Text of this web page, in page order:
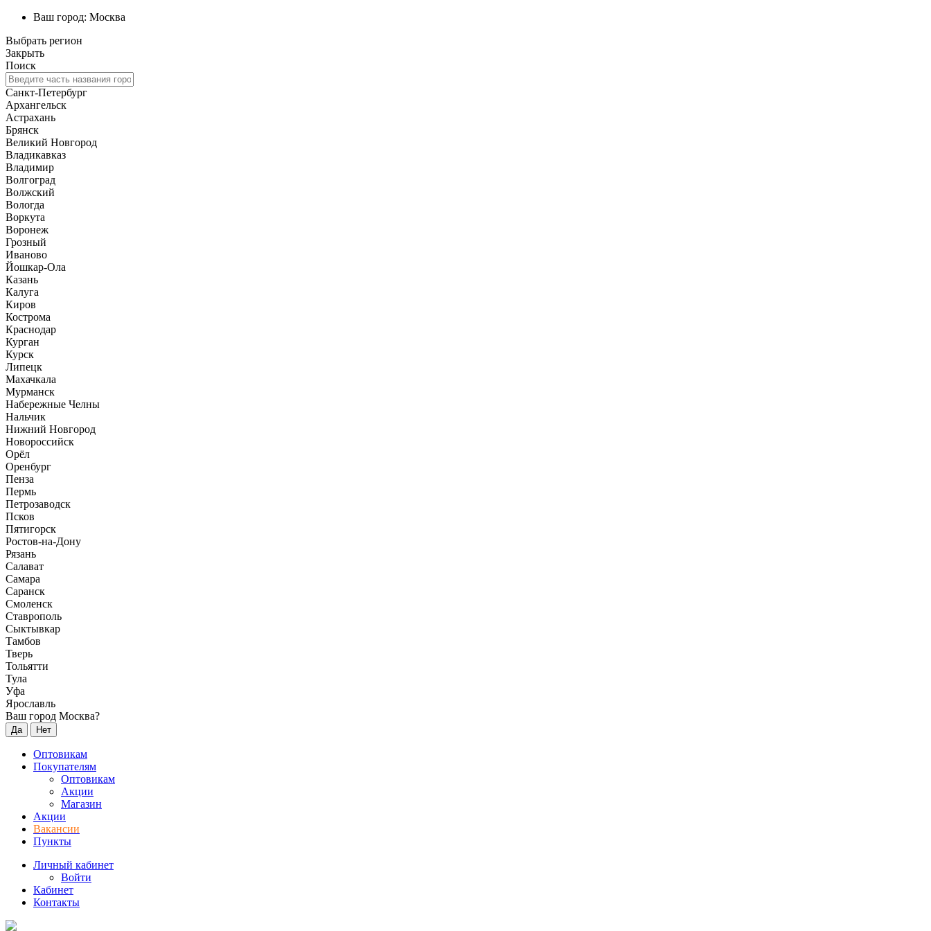
Ваш город: Москва
Выбрать регион
Закрыть
Поиск
Санкт-Петербург
Архангельск
Астрахань
Брянск
Великий Новгород
Владикавказ
Владимир
Волгоград
Волжский
Вологда
Воркута
Воронеж
Грозный
Иваново
Йошкар-Ола
Казань
Калуга
Киров
Кострома
Краснодар
Курган
Курск
Липецк
Махачкала
Мурманск
Набережные Челны
Нальчик
Нижний Новгород
Новороссийск
Орёл
Оренбург
Пенза
Пермь
Петрозаводск
Псков
Пятигорск
Ростов-на-Дону
Рязань
Салават
Самара
Саранск
Смоленск
Ставрополь
Сыктывкар
Тамбов
Тверь
Тольятти
Тула
Уфа
Ярославль
Ваш город Москва?
Да Нет
Оптовикам
Покупателям
Оптовикам
Акции
Магазин
Акции
Вакансии
Пункты
Личный кабинет
Войти
Кабинет
Контакты